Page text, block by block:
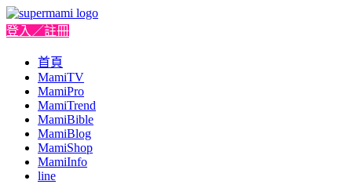
登入／註冊
首頁
MamiTV
MamiPro
MamiTrend
MamiBible
MamiBlog
MamiShop
MamiInfo
line